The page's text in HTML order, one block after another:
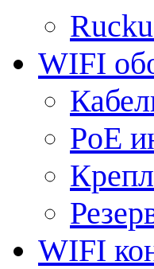
WIFI
PoE
WIFI